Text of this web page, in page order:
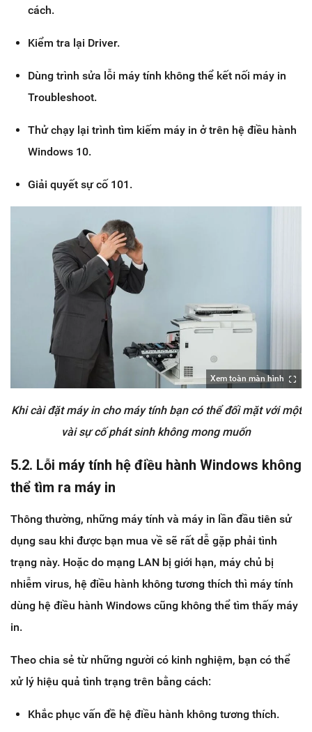
cách.
Kiểm tra lại Driver.
Dùng trình sửa lỗi máy tính không thể kết nối máy in
Troubleshoot.
Thử chạy lại trình tìm kiếm máy in ở trên hệ điều hành
Windows 10.
Giải quyết sự cố 101.
Xem toàn màn hình
Khi cài đặt máy in cho máy tính bạn có thể đối mặt với một
vài sự cố phát sinh không mong muốn
5.2. Lỗi máy tính hệ điều hành Windows không
thể tìm ra máy in
Thông thường, những máy tính và máy in lần đầu tiên sử
dụng sau khi được bạn mua về sẽ rất dễ gặp phải tình
trạng này. Hoặc do mạng LAN bị giới hạn, máy chủ bị
nhiễm virus, hệ điều hành không tương thích thì máy tính
dùng hệ điều hành Windows cũng không thể tìm thấy máy
in.
Theo chia sẻ từ những người có kinh nghiệm, bạn có thể
xử lý hiệu quả tình trạng trên bằng cách:
Khắc phục vấn đề hệ điều hành không tương thích.